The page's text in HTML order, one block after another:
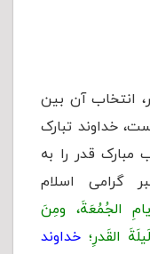
انتخاب آن بین
خداوند تبارک
قدر را به
گرامی اسلام
الجُمُعَةَ، ومِنَ
القَدرِ؛ خداوند